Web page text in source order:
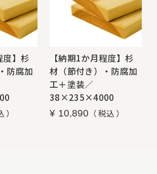
度】杉
防腐加
【納期1か月程度】杉
材（節付き）・防腐加
工＋塗装／
38×235×4000
¥ 10,890 税込